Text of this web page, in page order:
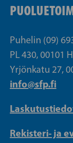
Puhelin (09)
PL 430, 00101
Yrjönkatu 27,
info@sfp.fi
Rekisteri- ja